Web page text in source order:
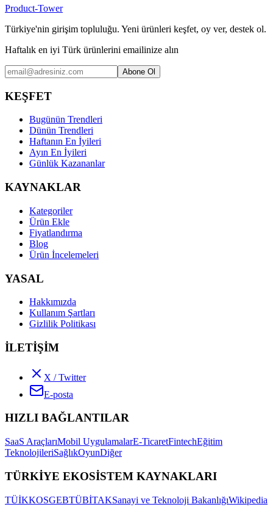
Product-Tower
Türkiye'nin girişim topluluğu. Yeni ürünleri keşfet, oy ver, destek ol.
Haftalık en iyi Türk ürünlerini emailinize alın
Abone Ol
KEŞFET
Bugünün Trendleri
Dünün Trendleri
Haftanın En İyileri
Ayın En İyileri
Günlük Kazananlar
KAYNAKLAR
Kategoriler
Ürün Ekle
Fiyatlandırma
Blog
Ürün İncelemeleri
YASAL
Hakkımızda
Kullanım Şartları
Gizlilik Politikası
İLETİŞİM
X / Twitter
E-posta
HIZLI BAĞLANTILAR
SaaS AraçlarıMobil UygulamalarE-TicaretFintechEğitim
TeknolojileriSağlıkOyunDiğer
TÜRKİYE EKOSİSTEM KAYNAKLARI
TÜİKKOSGEBTÜBİTAKSanayi ve Teknoloji BakanlığıWikipedia